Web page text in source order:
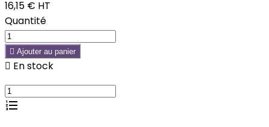
16,15 € HT
Quantité
 Ajouter au panier
 En stock